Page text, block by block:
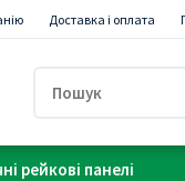
Доставка і оплата
рейкові панелі